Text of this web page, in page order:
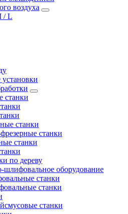
воздуха
/ L
станки
станки
станки
станки
по дереву
шлифовальное оборудование
станки
станки
станки